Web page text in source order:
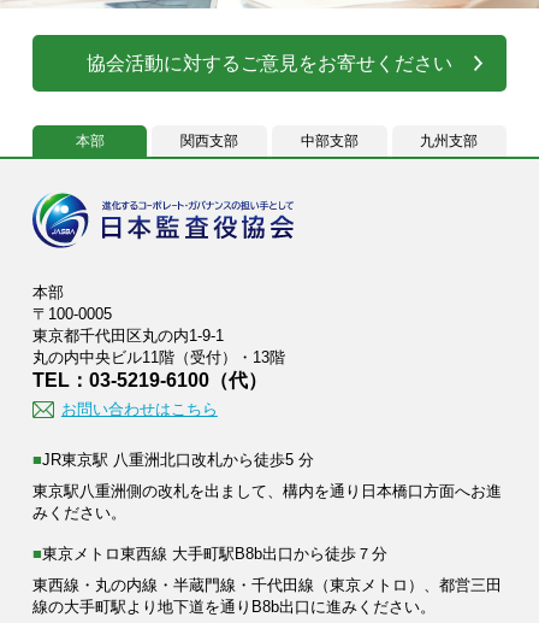
協会活動に対するご意見をお寄せください
本部 関西支部 中部支部 九州支部
本部
〒100-0005
東京都千代田区丸の内1-9-1
丸の内中央ビル11階（受付）・13階
TEL：03-5219-6100（代）
お問い合わせはこちら
■JR東京駅 八重洲北口改札から徒歩5 分
東京駅八重洲側の改札を出まして、構内を通り日本橋口方面へお進
みください。
■東京メトロ東西線 大手町駅B8b出口から徒歩７分
東西線・丸の内線・半蔵門線・千代田線（東京メトロ）、都営三田
線の大手町駅より地下道を通りB8b出口に進みください。